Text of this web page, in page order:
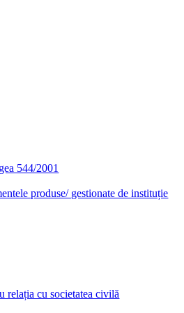
544/2001
produse/ gestionate de instituție
relația cu societatea civilă